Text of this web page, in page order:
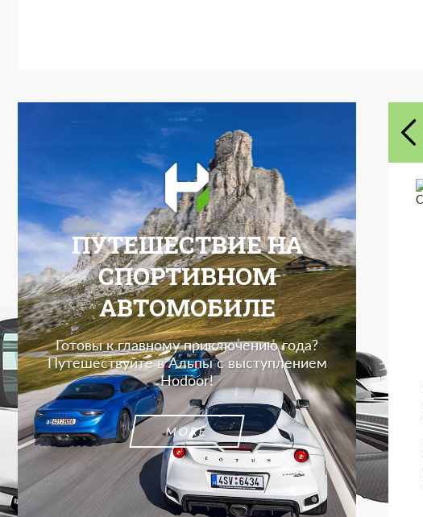
ПУТЕШЕСТВИЕ НА
СПОРТИВНОМ
АВТОМОБИЛЕ
Готовы к главному приключению года?
Путешествуйте в Альпы с выступлением
Hodoor!
MORE